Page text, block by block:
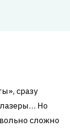
сразу
Но
сложно